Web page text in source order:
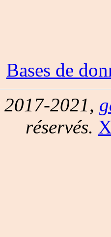
Bases de
2021,
réservés.